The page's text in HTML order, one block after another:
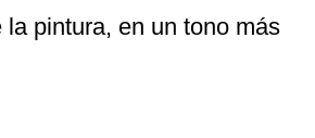
pintura, en un tono más